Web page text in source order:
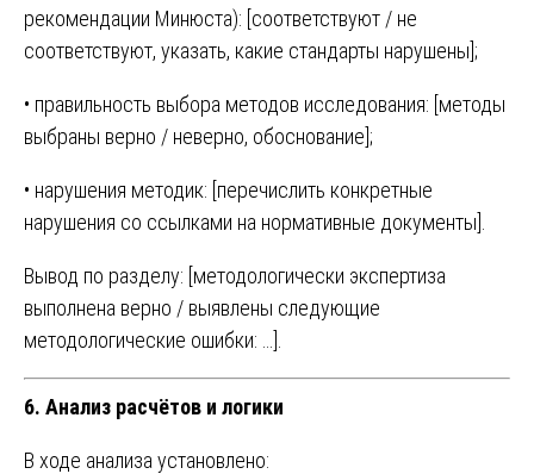
рекомендации Минюста): [соответствуют / не
соответствуют, указать, какие стандарты нарушены];
• правильность выбора методов исследования: [методы
выбраны верно / неверно, обоснование];
• нарушения методик: [перечислить конкретные
нарушения со ссылками на нормативные документы].
Вывод по разделу: [методологически экспертиза
выполнена верно / выявлены следующие
методологические ошибки: …].
6. Анализ расчётов и логики
В ходе анализа установлено: